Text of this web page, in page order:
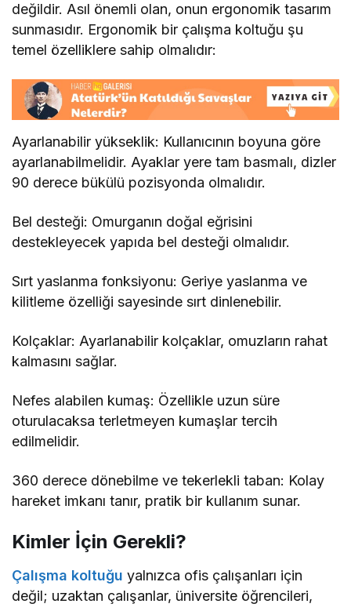
değildir. Asıl önemli olan, onun ergonomik tasarım
sunmasıdır. Ergonomik bir çalışma koltuğu şu
temel özelliklere sahip olmalıdır:
Ayarlanabilir yükseklik: Kullanıcının boyuna göre
ayarlanabilmelidir. Ayaklar yere tam basmalı, dizler
90 derece bükülü pozisyonda olmalıdır.
Bel desteği: Omurganın doğal eğrisini
destekleyecek yapıda bel desteği olmalıdır.
Sırt yaslanma fonksiyonu: Geriye yaslanma ve
kilitleme özelliği sayesinde sırt dinlenebilir.
Kolçaklar: Ayarlanabilir kolçaklar, omuzların rahat
kalmasını sağlar.
Nefes alabilen kumaş: Özellikle uzun süre
oturulacaksa terletmeyen kumaşlar tercih
edilmelidir.
360 derece dönebilme ve tekerlekli taban: Kolay
hareket imkanı tanır, pratik bir kullanım sunar.
Kimler İçin Gerekli?
Çalışma koltuğu yalnızca ofis çalışanları için
değil; uzaktan çalışanlar, üniversite öğrencileri,